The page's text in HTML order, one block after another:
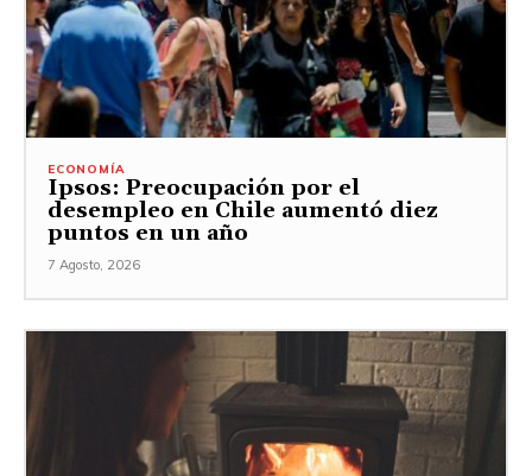
ECONOMÍA
Ipsos: Preocupación por el
desempleo en Chile aumentó diez
puntos en un año
7 Agosto, 2026